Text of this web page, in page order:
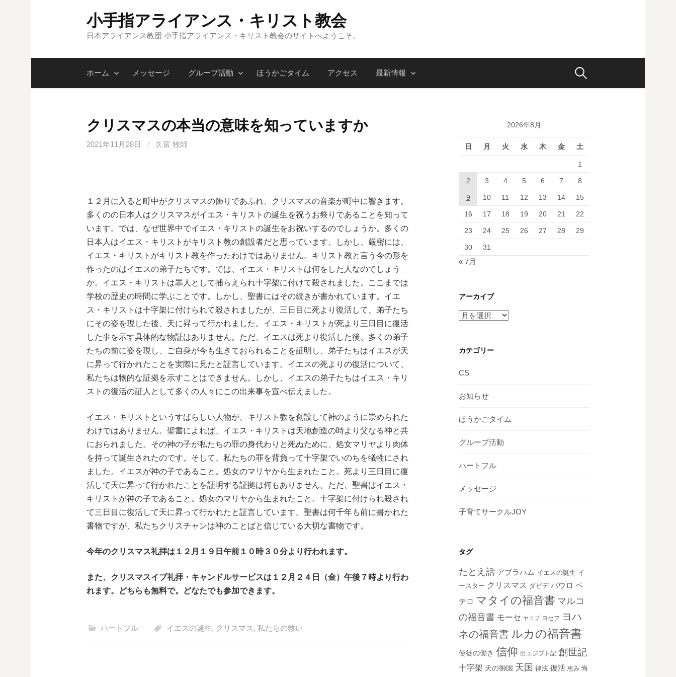
ツ
ス
小手指アライアンス・キリスト教会
日本アライアンス教団 小手指アライアンス・キリスト教会のサイトへようこそ。
ホーム メッセージ グループ活動 ほうかごタイム アクセス 最新情報 検
クリスマスの本当の意味を知っていますか
2021年11月28日 / 久富 牧師
１２月に入ると町中がクリスマスの飾りであふれ、クリスマスの音楽が町中に響きます。
多くのの日本人はクリスマスがイエス・キリストの誕生を祝うお祭りであることを知って
います。では、なぜ世界中でイエス・キリストの誕生をお祝いするのでしょうか。多くの
日本人はイエス・キリストがキリスト教の創設者だと思っています。しかし、厳密には、
イエス・キリストがキリスト教を作ったわけではありません。キリスト教と言う今の形を
作ったのはイエスの弟子たちです。では、イエス・キリストは何をした人なのでしょう
か。イエス・キリストは罪人として捕らえられ十字架に付けて殺されました。ここまでは
学校の歴史の時間に学ぶことです。しかし、聖書にはその続きが書かれています。イエ
ス・キリストは十字架に付けられて殺されましたが、三日目に死より復活して、弟子たち
にその姿を現した後、天に昇って行かれました。イエス・キリストが死より三日目に復活
した事を示す具体的な物証はありません。ただ、イエスは死より復活した後、多くの弟子
たちの前に姿を現し、ご自身が今も生きておられることを証明し、弟子たちはイエスが天
に昇って行かれたことを実際に見たと証言しています。イエスの死よりの復活について、
私たちは物的な証拠を示すことはできません。しかし、イエスの弟子たちはイエス・キリ
ストの復活の証人として多くの人々にこの出来事を宣べ伝えました。
イエス・キリストというすばらしい人物が、キリスト教を創設して神のように崇められた
わけではありません。聖書によれば、イエス・キリストは天地創造の時より父なる神と共
におられました。その神の子が私たちの罪の身代わりと死ぬために、処女マリヤより肉体
を持って誕生されたのです。そして、私たちの罪を背負って十字架でいのちを犠牲にされ
ました。イエスが神の子であること。処女のマリヤから生まれたこと。死より三日目に復
活して天に昇って行かれたことを証明する証拠は何もありません。ただ、聖書はイエス・
キリストが神の子であること。処女のマリヤから生まれたこと。十字架に付けられ殺され
て三日目に復活して天に昇って行かれたと証言しています。聖書は何千年も前に書かれた
書物ですが、私たちクリスチャンは神のことばと信じている大切な書物です。
今年のクリスマス礼拝は１２月１９日午前１０時３０分より行われます。
また、クリスマスイブ礼拝・キャンドルサービスは１２月２４日（金）午後７時より行わ
れます。どちらも無料で。どなたでも参加できます。
ハートフル イエスの誕生, クリスマス , 私たちの救い
2026年8月
日 月 火 水 木 金 土
1
2 3 4 5 6 7 8
9 10 11 12 13 14 15
16 17 18 19 20 21 22
23 24 25 26 27 28 29
30 31
« 7月
アーカイブ
ア
イ
カテゴリー
CS
お知らせ
ほうかごタイム
グループ活動
ハートフル
メッセージ
子育てサークルJOY
タグ
たとえ話 アブラハム イエスの誕生 イ
ースター クリスマス ダビデ パウロ ペ
テロ マタイの福音書 マルコ
の福音書 モーセ ヤコブ ヨセフ ヨハ
ネの福音書 ルカの福音書
使徒の働き 信仰 出エジプト記 創世記
十字架 天の御国 天国 律法 復活 恵み 悔